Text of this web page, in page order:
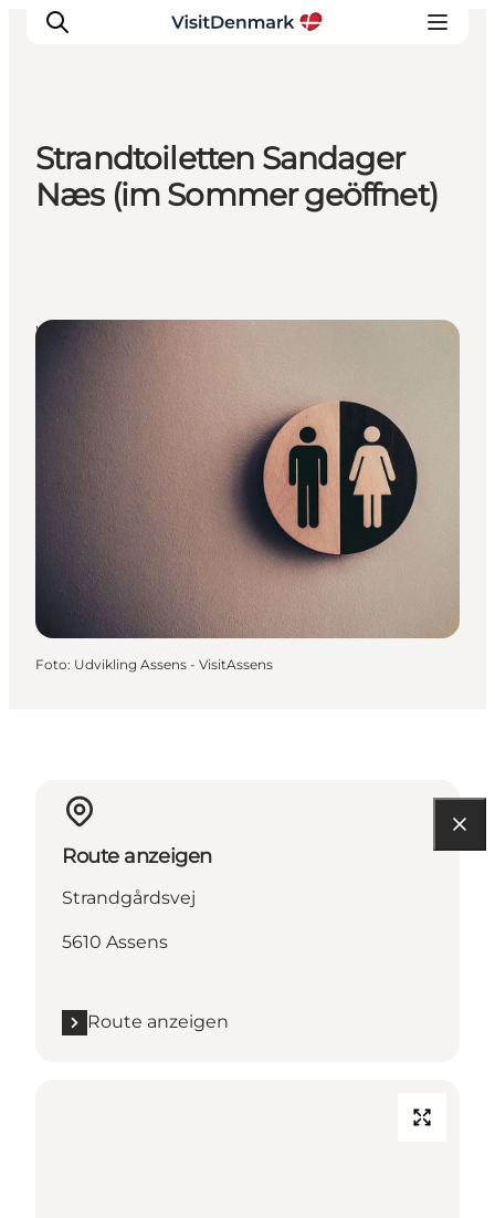
Inspiration
Regionen
Strandtoiletten Sandager
Næs (im Sommer geöffnet)
WC
Foto: Udvikling Assens - VisitAssens
Route anzeigen
Strandgårdsvej
5610 Assens
Route anzeigen